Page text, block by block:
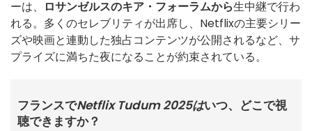
ーは、
ロサンゼルスのキア・フォーラムから生中継で行わ
れる。多くのセレブリティが出席し、Netflixの主要シリー
ズや映画と連動した独占コンテンツが公開されるなど、サ
プライズに満ちた夜になることが約束されている。
フランスでNetflix Tudum 2025はいつ、どこで視
聴できますか？